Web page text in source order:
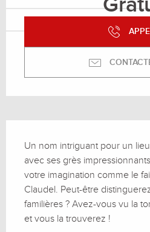
Un nom intriguant pour un
avec ses grès
votre imagination comme le
Claudel. Peut-être
familières ? Avez-vous vu la
et vous la trouverez !